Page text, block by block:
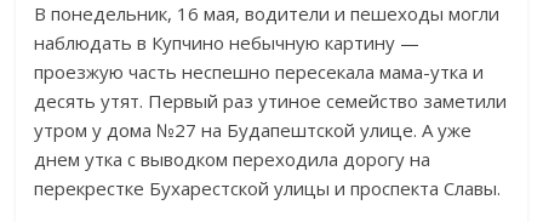
В понедельник, 16 мая, водители и пешеходы могли
наблюдать в Купчино небычную картину —
проезжую часть неспешно пересекала мама-утка и
десять утят. Первый раз утиное семейство заметили
утром у дома №27 на Будапештской улице. А уже
днем утка с выводком переходила дорогу на
перекрестке Бухарестской улицы и проспекта Славы.